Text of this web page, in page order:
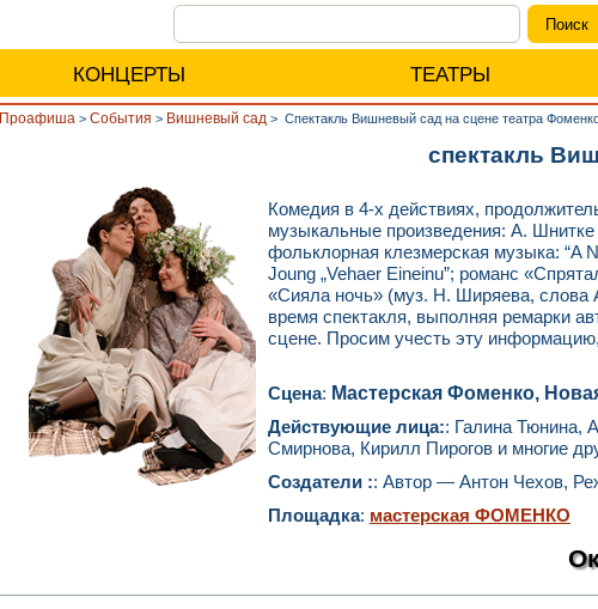
КОНЦЕРТЫ ТЕАТРЫ
Проафиша > События > Вишневый сад > Спектакль Вишневый сад на сцене театра
спектакль
Комедия в 4-х действиях,
музыкальные произведения: А.
фольклорная клезмерская музыка: “A
Joung „Vehaer Eineinu”; романс
«Сияла ночь» (муз. Н. Ширяева,
время спектакля, выполняя ремарки
сцене. Просим учесть эту
Сцена: Мастерская Фоменко,
Действующие лица:: Галина Тюнина,
Смирнова, Кирилл Пирогов и многие
Создатели :: Автор — Антон Чехов,
Площадка: мастерская ФОМЕНКО